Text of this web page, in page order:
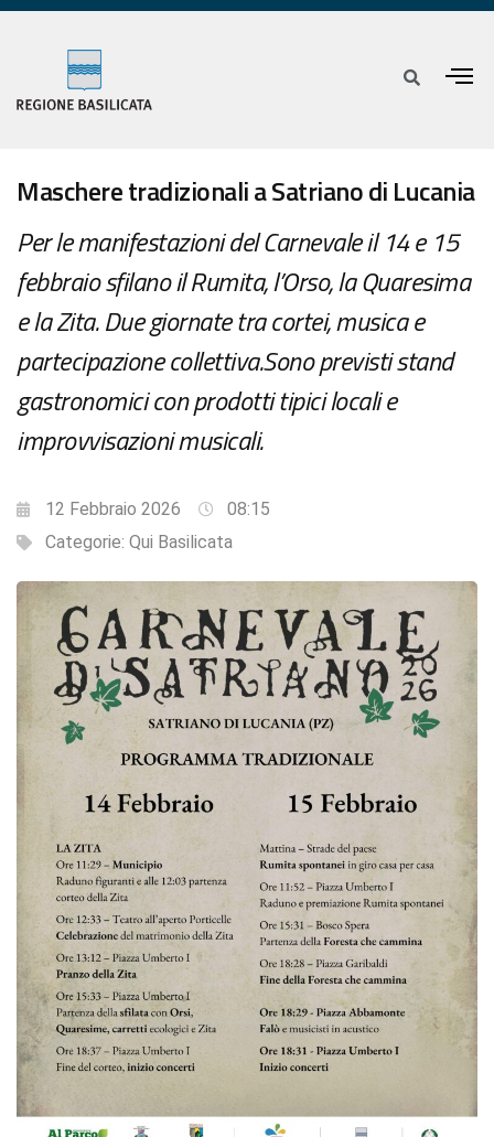
Maschere tradizionali a Satriano di Lucania
Per le manifestazioni del Carnevale il 14 e 15
febbraio sfilano il Rumita, l’Orso, la Quaresima
e la Zita. Due giornate tra cortei, musica e
partecipazione collettiva.Sono previsti stand
gastronomici con prodotti tipici locali e
improvvisazioni musicali.
12 Febbraio 2026
08:15
Categorie: Qui Basilicata